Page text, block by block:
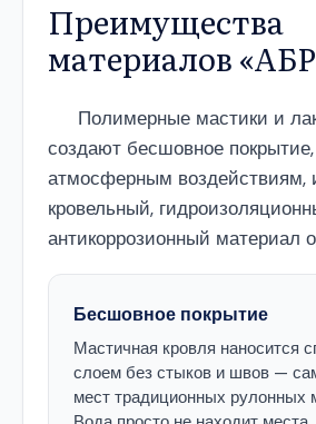
Преимущества
материалов
Полимерные мастики и
создают бесшовное
атмосферным воздействиям,
кровельный,
антикоррозионный материал
Бесшовное покрытие
Мастичная кровля наносится
слоем без стыков и швов —
мест традиционных рулонных